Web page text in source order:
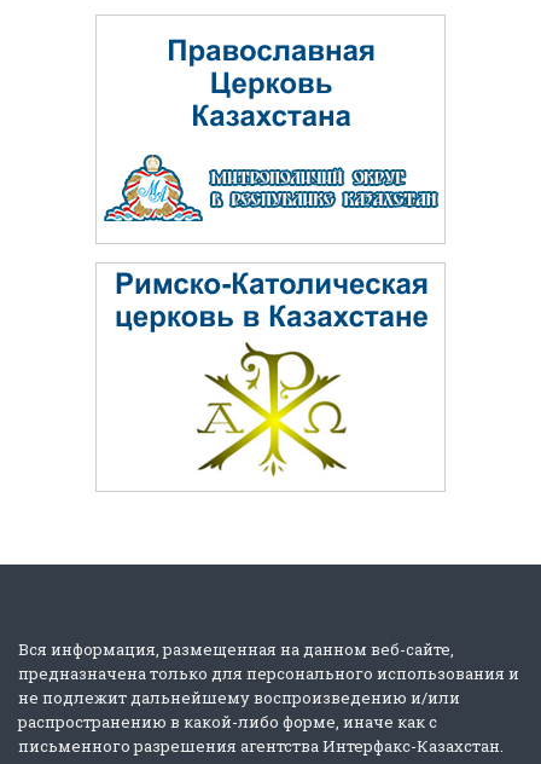
Вся информация, размещенная на данном веб-сайте,
предназначена только для персонального использования и
не подлежит дальнейшему воспроизведению и/или
распространению в какой-либо форме, иначе как с
письменного разрешения агентства Интерфакс-Казахстан.